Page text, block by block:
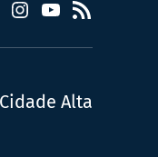
Instagram
YouTube
RSS
Alta